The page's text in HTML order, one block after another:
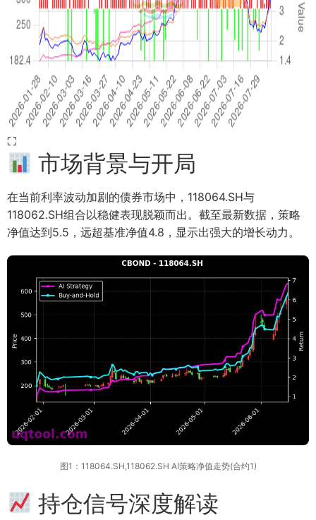
⛶
市场背景与开局
在当前利率波动加剧的债券市场中，118064.SH与
118062.SH组合以稳健表现脱颖而出。截至最新数据，策略
净值达到5.5，远超基准净值4.8，显示出强大的增长动力。
图1：118064.SH,118062.SH AI策略净值走势(合约1)
持仓信号深度解读